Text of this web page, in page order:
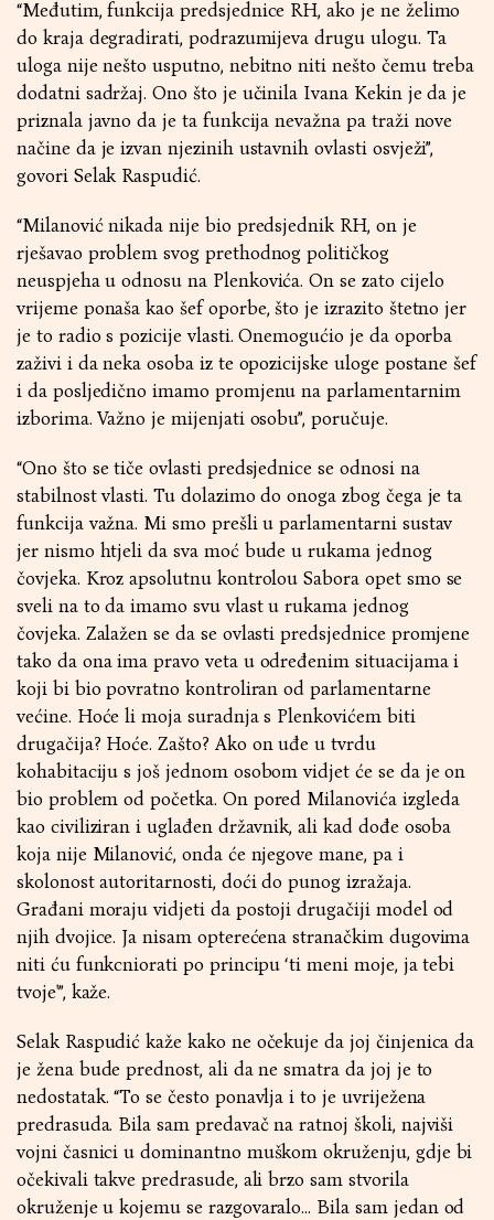
“Međutim, funkcija predsjednice RH, ako je ne želimo
do kraja degradirati, podrazumijeva drugu ulogu. Ta
uloga nije nešto usputno, nebitno niti nešto čemu treba
dodatni sadržaj. Ono što je učinila Ivana Kekin je da je
priznala javno da je ta funkcija nevažna pa traži nove
načine da je izvan njezinih ustavnih ovlasti osvježi”,
govori Selak Raspudić.
“Milanović nikada nije bio predsjednik RH, on je
rješavao problem svog prethodnog političkog
neuspjeha u odnosu na Plenkovića. On se zato cijelo
vrijeme ponaša kao šef oporbe, što je izrazito štetno jer
je to radio s pozicije vlasti. Onemogućio je da oporba
zaživi i da neka osoba iz te opozicijske uloge postane šef
i da posljedično imamo promjenu na parlamentarnim
izborima. Važno je mijenjati osobu”, poručuje.
“Ono što se tiče ovlasti predsjednice se odnosi na
stabilnost vlasti. Tu dolazimo do onoga zbog čega je ta
funkcija važna. Mi smo prešli u parlamentarni sustav
jer nismo htjeli da sva moć bude u rukama jednog
čovjeka. Kroz apsolutnu kontrolou Sabora opet smo se
sveli na to da imamo svu vlast u rukama jednog
čovjeka. Zalažen se da se ovlasti predsjednice promjene
tako da ona ima pravo veta u određenim situacijama i
koji bi bio povratno kontroliran od parlamentarne
većine. Hoće li moja suradnja s Plenkovićem biti
drugačija? Hoće. Zašto? Ako on uđe u tvrdu
kohabitaciju s još jednom osobom vidjet će se da je on
bio problem od početka. On pored Milanovića izgleda
kao civiliziran i uglađen državnik, ali kad dođe osoba
koja nije Milanović, onda će njegove mane, pa i
skolonost autoritarnosti, doći do punog izražaja.
Građani moraju vidjeti da postoji drugačiji model od
njih dvojice. Ja nisam opterećena stranačkim dugovima
niti ću funkcniorati po principu ‘ti meni moje, ja tebi
tvoje'”, kaže.
Selak Raspudić kaže kako ne očekuje da joj činjenica da
je žena bude prednost, ali da ne smatra da joj je to
nedostatak. “To se često ponavlja i to je uvriježena
predrasuda. Bila sam predavač na ratnoj školi, najviši
vojni časnici u dominantno muškom okruženju, gdje bi
očekivali takve predrasude, ali brzo sam stvorila
okruženje u kojemu se razgovaralo… Bila sam jedan od